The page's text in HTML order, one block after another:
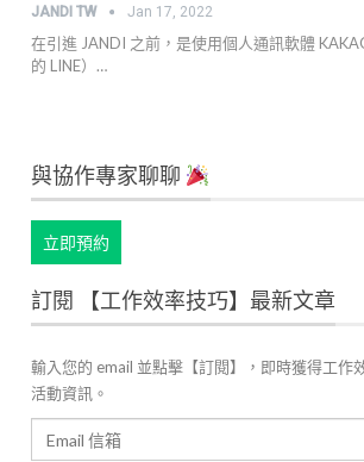
JANDI TW Jan 17, 2022
在引進 JANDI 之前，是使用個人通訊軟體
的 LINE）…
與協作專家聊聊
立即預約
訂閱 【工作效率技巧】最新文章
輸入您的 email 並點擊【訂閱】，即時獲得工作
活動資訊。
Email
信